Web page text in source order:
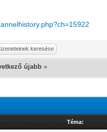
keresése
újabb »
Téma: